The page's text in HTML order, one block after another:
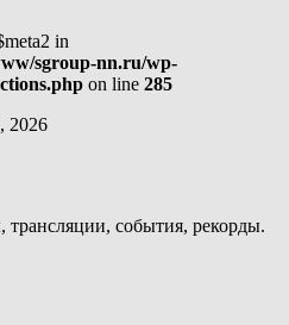
in
sgroup-nn.ru/wp-
on line 285
2026
события, рекорды.